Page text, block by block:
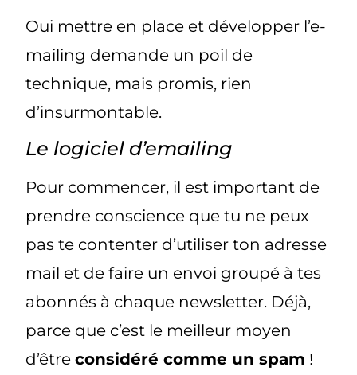
Oui mettre en place et développer l’e-
mailing demande un poil de
technique, mais promis, rien
d’insurmontable.
Le logiciel d’emailing
Pour commencer, il est important de
prendre conscience que tu ne peux
pas te contenter d’utiliser ton adresse
mail et de faire un envoi groupé à tes
abonnés à chaque newsletter. Déjà,
parce que c’est le meilleur moyen
d’êtreconsidéré comme un spam !